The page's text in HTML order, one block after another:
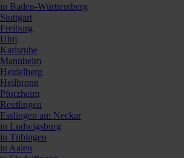
Baden-Württemberg
am Neckar
Ludwigsburg
Tübingen
Aalen